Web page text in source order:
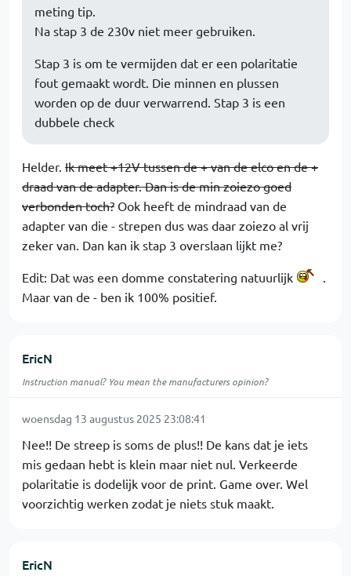
meting tip.
Na stap 3 de 230v niet meer gebruiken.
Stap 3 is om te vermijden dat er een polaritatie
fout gemaakt wordt. Die minnen en plussen
worden op de duur verwarrend. Stap 3 is een
dubbele check
Helder. Ik meet +12V tussen de + van de elco en de +
draad van de adapter. Dan is de min zoiezo goed
verbonden toch? Ook heeft de mindraad van de
adapter van die - strepen dus was daar zoiezo al vrij
zeker van. Dan kan ik stap 3 overslaan lijkt me?
Edit: Dat was een domme constatering natuurlijk
.
Maar van de - ben ik 100% positief.
EricN
Instruction manual? You mean the manufacturers opinion?
woensdag 13 augustus 2025 23:08:41
Nee!! De streep is soms de plus!! De kans dat je iets
mis gedaan hebt is klein maar niet nul. Verkeerde
polaritatie is dodelijk voor de print. Game over. Wel
voorzichtig werken zodat je niets stuk maakt.
EricN